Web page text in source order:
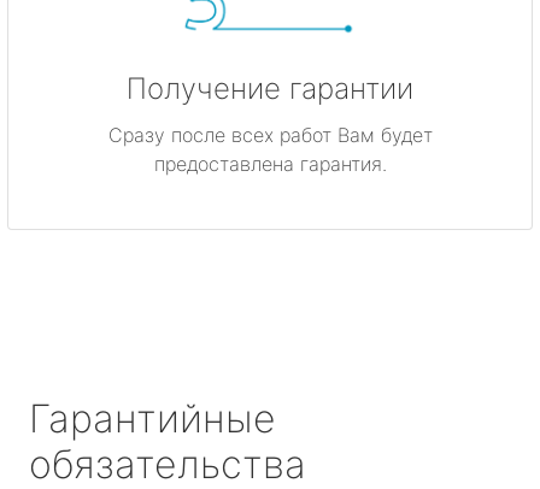
Получение гарантии
Сразу после всех работ Вам будет
предоставлена гарантия.
Гарантийные
обязательства